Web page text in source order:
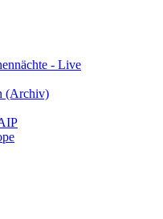
- Live
(Archiv)